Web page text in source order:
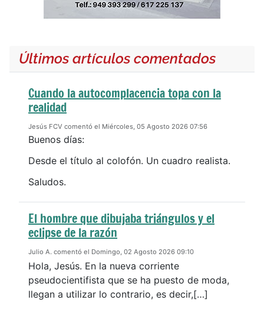
Últimos artículos comentados
Cuando la autocomplacencia topa con la
realidad
Jesús FCV comentó el Miércoles, 05 Agosto 2026 07:56
Buenos días:
Desde el título al colofón. Un cuadro realista.
Saludos.
El hombre que dibujaba triángulos y el
eclipse de la razón
Julio A. comentó el Domingo, 02 Agosto 2026 09:10
Hola, Jesús. En la nueva corriente
pseudocientifista que se ha puesto de moda,
llegan a utilizar lo contrario, es decir,[…]